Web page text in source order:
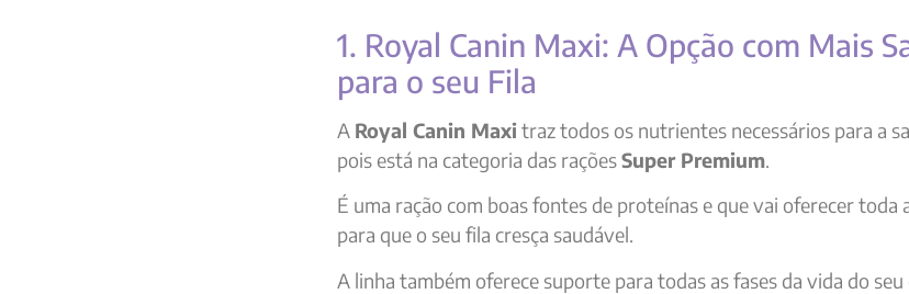
1. Royal Canin Maxi: A Opção com Mais
para o seu Fila
A Royal Canin Maxitraz todos os nutrientes necessários para a
pois está na categoria das raçõesSuper Premium.
É uma ração com boas fontes de proteínas e que vai oferecer toda
para que o seu fila cresça saudável.
A linha também oferece suporte para todas as fases da vida do